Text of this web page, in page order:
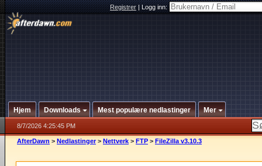
Registrer|Logg inn:
Hjem Downloads Mest populære nedlastinger Mer
8/7/2026 4:25:45 PM
AfterDawn > Nedlastinger > Nettverk > FTP > FileZilla v3.10.3